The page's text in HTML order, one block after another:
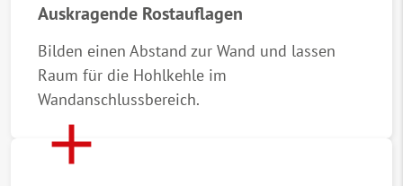
Auskragende Rostauflagen
Bilden einen Abstand zur Wand und lassen
Raum für die Hohlkehle im
Wandanschlussbereich.
add